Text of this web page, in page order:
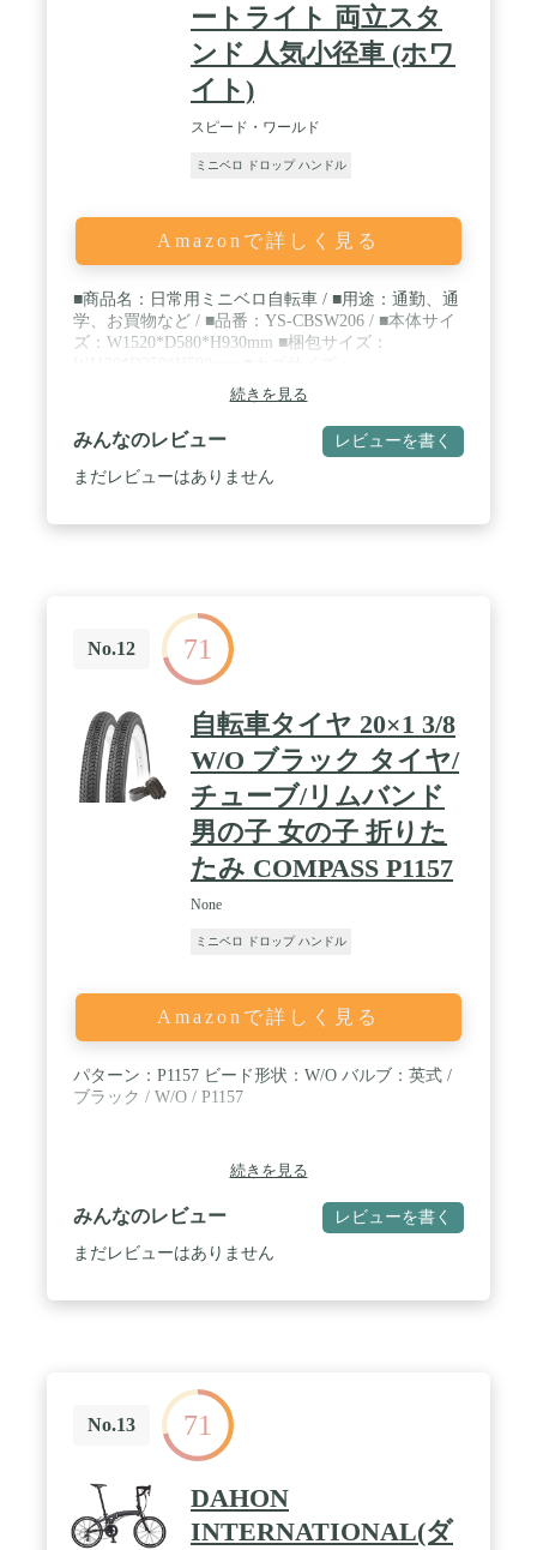
ートライト 両立スタ
ンド 人気小径車 (ホワ
イト)
スピード・ワールド
ミニベロ ドロップ ハンドル
Amazonで詳しく見る
■商品名：日常用ミニベロ自転車 / ■用途：通勤、通
学、お買物など / ■品番：YS-CBSW206 / ■本体サイ
ズ：W1520*D580*H930mm ■梱包サイズ：
W350*D285*H230mm / ■本体重量：約18kg ■適用身
長：約145cm〜※個人差があります。 ■適用体
重：〜約90kgまで※タイヤの適正空気圧条件 / ■カ
ギ：シリンダー式リング錠 ■ライト：LEDオートラ
イト / ■カゴ材質：スチール ■サドル高さ：地面か
質：スチール・前：キャリパー・後：ローラー / ■
ギアクランク：・サイズ：36T*152L ■チェーン：
Z6*102L ■ディレーラー：SHIMANO TY21 ■変速
機：SHIMANO RS35 レボシフトレバー ■スプロケッ
ト：SHIMANO TZ5006 外装6段変速 ■スタンド：両
立ワイド・L型スタンド
続きを見る
みんなのレビュー レビューを書く
まだレビューはありません
No.12 71
自転車タイヤ 20×1 3/8
W/O ブラック タイヤ/
チューブ/リムバンド
男の子 女の子 折りた
たみ COMPASS P1157
None
ミニベロ ドロップ ハンドル
Amazonで詳しく見る
パターン：P1157 ビード形状：W/O バルブ：英式 /
ブラック / W/O / P1157
続きを見る
みんなのレビュー レビューを書く
まだレビューはありません
No.13 71
DAHON
INTERNATIONAL(ダ